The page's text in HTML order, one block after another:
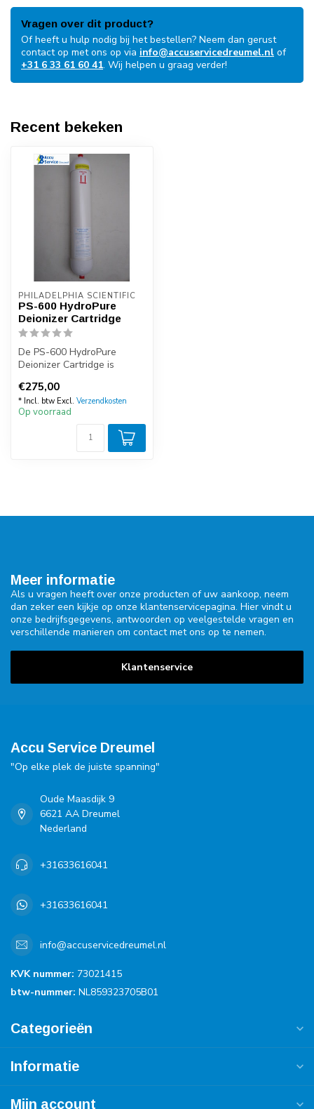
Vragen over dit product?
Of heeft u hulp nodig bij het bestellen? Neem dan gerust
contact op met ons op via info@accuservicedreumel.nl of
+31 6 33 61 60 41. Wij helpen u graag verder!
Recent bekeken
PHILADELPHIA SCIENTIFIC
PS-600 HydroPure
Deionizer Cartridge
De PS-600 HydroPure
Deionizer Cartridge is
Demiwatersys...
€275,00
* Incl. btw Excl. Verzendkosten
Op voorraad
Meer informatie
Als u vragen heeft over onze producten of uw aankoop, neem
dan zeker een kijkje op onze klantenservicepagina. Hier vindt u
onze bedrijfsgegevens, antwoorden op veelgestelde vragen en
verschillende manieren om contact met ons op te nemen.
Klantenservice
Accu Service Dreumel
"Op elke plek de juiste spanning"
Oude Maasdijk 9
6621 AA Dreumel
Nederland
+31633616041
+31633616041
info@accuservicedreumel.nl
KVK nummer: 73021415
btw-nummer: NL859323705B01
Categorieën
Informatie
Mijn account